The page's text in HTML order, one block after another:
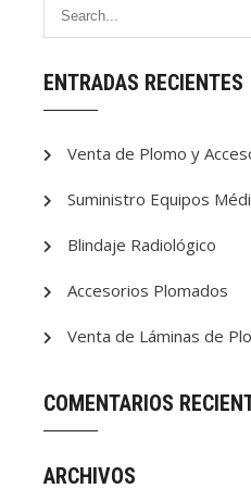
ENTRADAS RECIENTES
Venta de Plomo y
Suministro Equipos
Blindaje Radiológico
Accesorios Plomados
Venta de Láminas de
COMENTARIOS
ARCHIVOS